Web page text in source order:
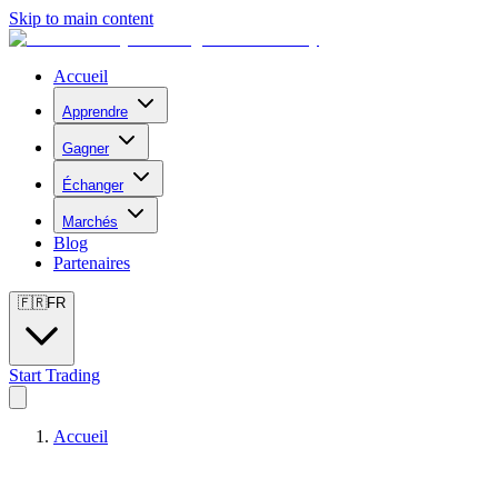
Skip to main content
Accueil
Apprendre
Gagner
Échanger
Marchés
Blog
Partenaires
🇫🇷FR
Start Trading
Accueil